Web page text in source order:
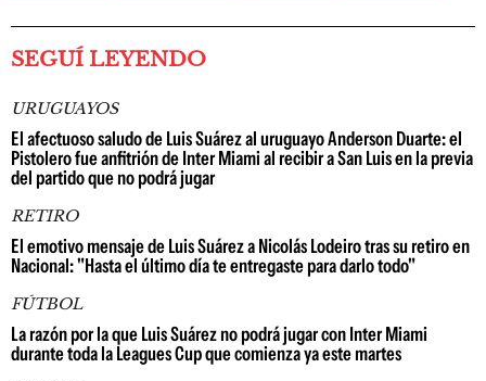
SEGUÍ LEYENDO
URUGUAYOS
El afectuoso saludo de Luis Suárez al uruguayo Anderson Duarte: el
Pistolero fue anfitrión de Inter Miami al recibir a San Luis en la previa
del partido que no podrá jugar
RETIRO
El emotivo mensaje de Luis Suárez a Nicolás Lodeiro tras su retiro en
Nacional: "Hasta el último día te entregaste para darlo todo"
FÚTBOL
La razón por la que Luis Suárez no podrá jugar con Inter Miami
durante toda la Leagues Cup que comienza ya este martes